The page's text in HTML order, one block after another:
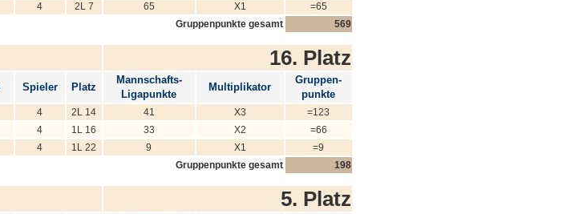
4 2L 7 65 X1
=65
Gruppenpunkte gesamt
569
16. Platz
Spieler Platz
Mannschafts-
Ligapunkte
Multiplikator
Gruppen-
punkte
4 2L 14 41 X3
=123
4 1L 16 33 X2
=66
4 1L 22 9 X1
=9
Gruppenpunkte gesamt
198
5. Platz